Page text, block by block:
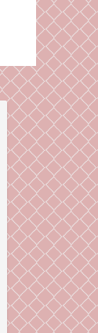
レトロフリ
ローラーワ
計画